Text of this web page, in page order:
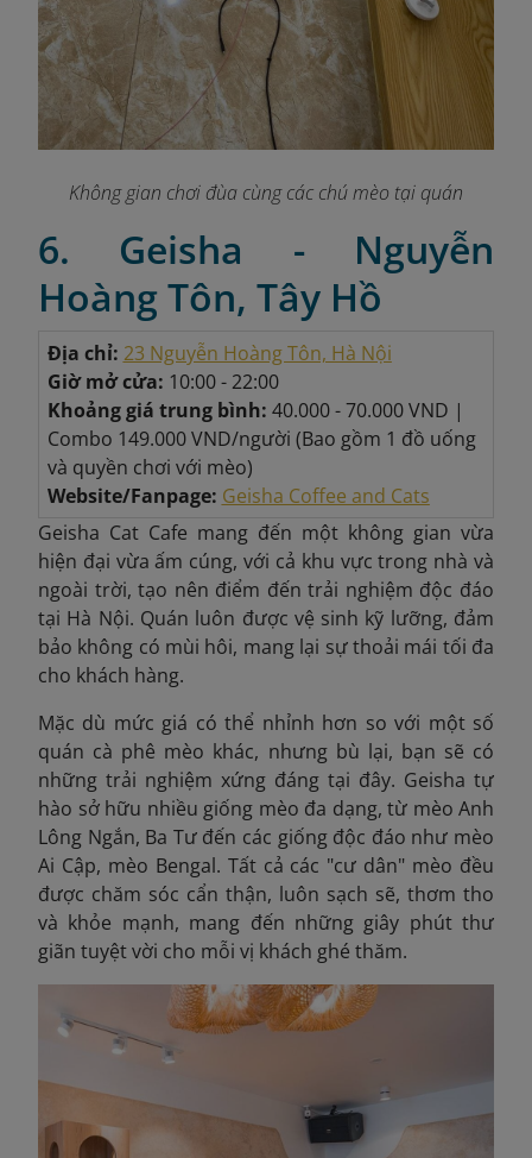
Không gian chơi đùa cùng các chú mèo tại quán
6. Geisha - Nguyễn
Hoàng Tôn, Tây Hồ
Địa chỉ: 23 Nguyễn Hoàng Tôn, Hà Nội
Giờ mở cửa: 10:00 - 22:00
Khoảng giá trung bình: 40.000 - 70.000 VND |
Combo 149.000 VND/người (Bao gồm 1 đồ uống
và quyền chơi với mèo)
Website/Fanpage: Geisha Coffee and Cats
Geisha Cat Cafe mang đến một không gian vừa
hiện đại vừa ấm cúng, với cả khu vực trong nhà và
ngoài trời, tạo nên điểm đến trải nghiệm độc đáo
tại Hà Nội. Quán luôn được vệ sinh kỹ lưỡng, đảm
bảo không có mùi hôi, mang lại sự thoải mái tối đa
cho khách hàng.
Mặc dù mức giá có thể nhỉnh hơn so với một số
quán cà phê mèo khác, nhưng bù lại, bạn sẽ có
những trải nghiệm xứng đáng tại đây. Geisha tự
hào sở hữu nhiều giống mèo đa dạng, từ mèo Anh
Lông Ngắn, Ba Tư đến các giống độc đáo như mèo
Ai Cập, mèo Bengal. Tất cả các "cư dân" mèo đều
được chăm sóc cẩn thận, luôn sạch sẽ, thơm tho
và khỏe mạnh, mang đến những giây phút thư
giãn tuyệt vời cho mỗi vị khách ghé thăm.